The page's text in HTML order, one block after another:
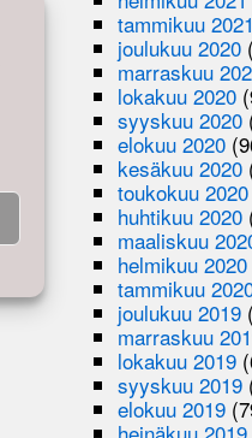
tammikuu 2021
joulukuu 2020
marraskuu
lokakuu 2020
syyskuu 2020
elokuu 2020
kesäkuu 2020
toukokuu 2020
huhtikuu 2020
maaliskuu
helmikuu 2020
tammikuu
joulukuu 2019
marraskuu
lokakuu 2019
syyskuu 2019
elokuu 2019